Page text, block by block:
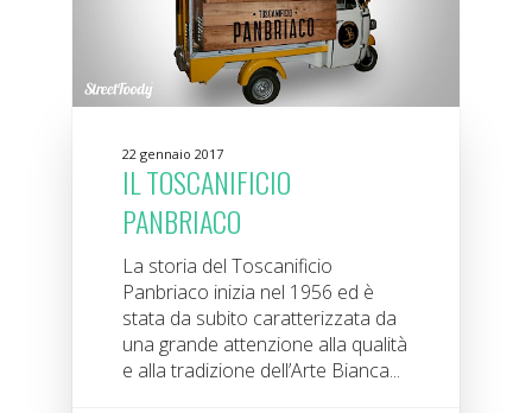
22 gennaio 2017
IL TOSCANIFICIO
PANBRIACO
La storia del Toscanificio
Panbriaco inizia nel 1956 ed è
stata da subito caratterizzata da
una grande attenzione alla qualità
e alla tradizione dell’Arte Bianca...